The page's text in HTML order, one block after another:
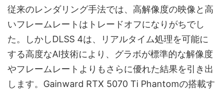
従来のレンダリング手法では、高解像度の映像と高
いフレームレートはトレードオフになりがちでし
た。しかしDLSS 4は、リアルタイム処理を可能に
する高度なAI技術により、グラボが標準的な解像度
やフレームレートよりもさらに優れた結果を引き出
します。Gainward RTX 5070 Ti Phantomの搭載す